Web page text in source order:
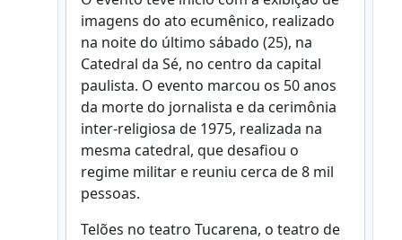
imagens do ato ecumênico, realizado
na noite do último sábado (25), na
Catedral da Sé, no centro da capital
paulista. O evento marcou os 50 anos
da morte do jornalista e da cerimônia
inter-religiosa de 1975, realizada na
mesma catedral, que desafiou o
regime militar e reuniu cerca de 8 mil
pessoas.
Telões no teatro Tucarena, o teatro de